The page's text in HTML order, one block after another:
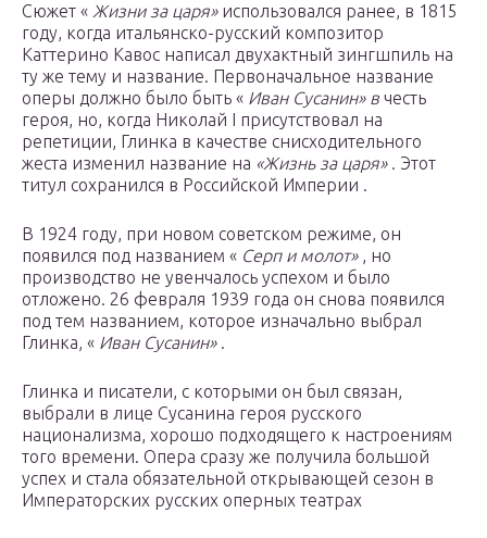
Сюжет « Жизни за царя»использовался ранее, в 1815
году, когда итальянско-русский композитор
Каттерино Кавос написал двухактный зингшпиль на
ту же тему и название. Первоначальное название
оперы должно было быть « Иван Сусанин» в честь
героя, но, когда Николай I присутствовал на
репетиции, Глинка в качестве снисходительного
жеста изменил название на «Жизнь за царя». Этот
титул сохранился в Российской Империи .
В 1924 году, при новом советском режиме, он
появился под названием « Серп и молот», но
производство не увенчалось успехом и было
отложено. 26 февраля 1939 года он снова появился
под тем названием, которое изначально выбрал
Глинка, « Иван Сусанин».
Глинка и писатели, с которыми он был связан,
выбрали в лице Сусанина героя русского
национализма, хорошо подходящего к настроениям
того времени. Опера сразу же получила большой
успех и стала обязательной открывающей сезон в
Императорских русских оперных театрах